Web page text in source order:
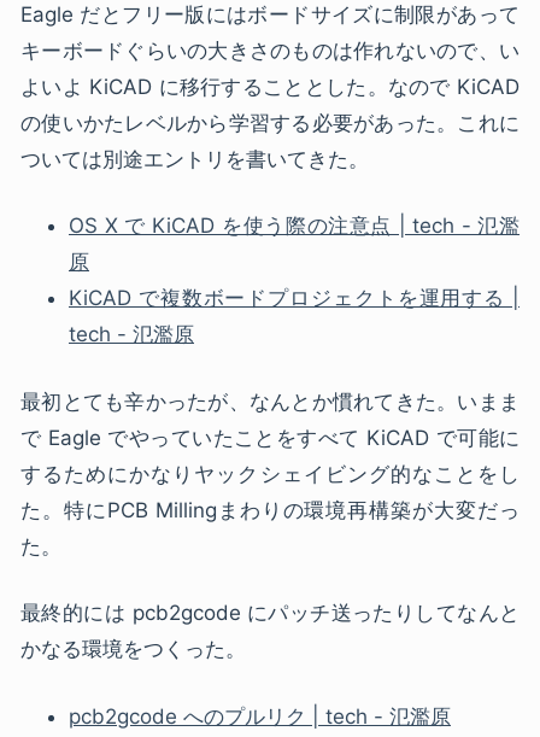
Eagle だとフリー版にはボードサイズに制限があって
キーボードぐらいの大きさのものは作れないので、い
よいよ KiCAD に移行することとした。なので KiCAD
の使いかたレベルから学習する必要があった。これに
ついては別途エントリを書いてきた。
OS X で KiCAD を使う際の注意点 | tech - 氾濫
原
KiCAD で複数ボードプロジェクトを運用する |
tech - 氾濫原
最初とても辛かったが、なんとか慣れてきた。いまま
で Eagle でやっていたことをすべて KiCAD で可能に
するためにかなりヤックシェイビング的なことをし
た。特にPCB Millingまわりの環境再構築が大変だっ
た。
最終的には pcb2gcode にパッチ送ったりしてなんと
かなる環境をつくった。
pcb2gcode へのプルリク | tech - 氾濫原